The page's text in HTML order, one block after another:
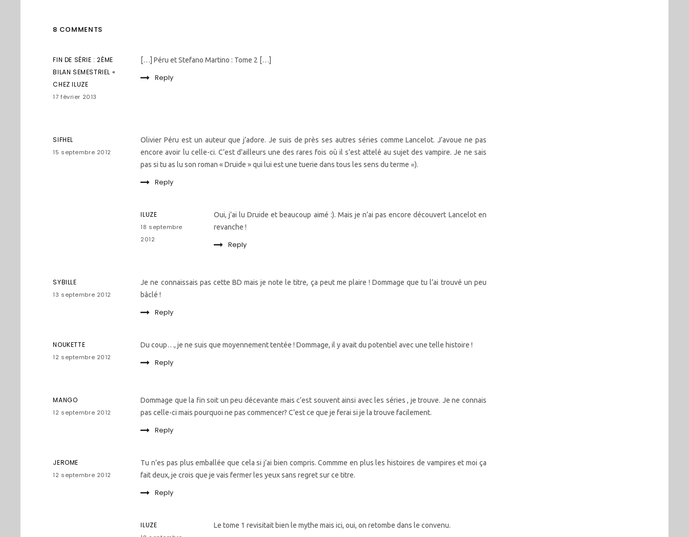
8 COMMENTS
FIN DE SÉRIE : 2ÈME
BILAN SEMESTRIEL «
CHEZ ILUZE
17 février 2013
[…] Péru et Stefano Martino : Tome 2 […]
Reply
SIFHEL
15 septembre 2012
Olivier Péru est un auteur que j’adore. Je suis de près ses autres séries comme Lancelot. J’avoue ne pas
encore avoir lu celle-ci. C’est d’ailleurs une des rares fois où il s’est attelé au sujet des vampire. Je ne sais
pas si tu as lu son roman « Druide » qui lui est une tuerie dans tous les sens du terme =).
Reply
ILUZE
18 septembre
2012
Oui, j’ai lu Druide et beaucoup aimé :). Mais je n’ai pas encore découvert Lancelot en
revanche !
Reply
SYBILLE
13 septembre 2012
Je ne connaissais pas cette BD mais je note le titre, ça peut me plaire ! Dommage que tu l’ai trouvé un peu
bâclé !
Reply
NOUKETTE
12 septembre 2012
Du coup…, je ne suis que moyennement tentée ! Dommage, il y avait du potentiel avec une telle histoire !
Reply
MANGO
12 septembre 2012
Dommage que la fin soit un peu décevante mais c’est souvent ainsi avec les séries , je trouve. Je ne connais
pas celle-ci mais pourquoi ne pas commencer? C’est ce que je ferai si je la trouve facilement.
Reply
JEROME
12 septembre 2012
Tu n’es pas plus emballée que cela si j’ai bien compris. Commme en plus les histoires de vampires et moi ça
fait deux, je crois que je vais fermer les yeux sans regret sur ce titre.
Reply
ILUZE Le tome 1 revisitait bien le mythe mais ici, oui, on retombe dans le convenu.